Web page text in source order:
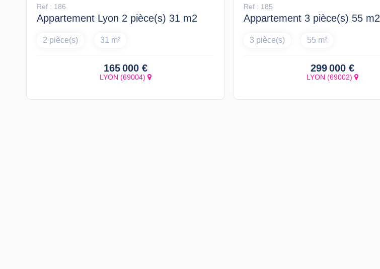
Ref : 186
Appartement Lyon 2 pièce(s) 31 m2
2 pièce(s) 31 m²
165 000 €
LYON (69004)
Ref : 185
Appartement 3 pièce(s) 55 m2
3 pièce(s) 55 m²
299 000 €
LYON (69002)